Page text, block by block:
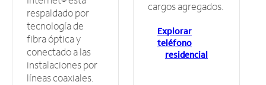
respaldado por
tecnología de
fibra óptica y
conectado a las
instalaciones por
líneas coaxiales.
cargos agregados.
Explorar
teléfono
residencial